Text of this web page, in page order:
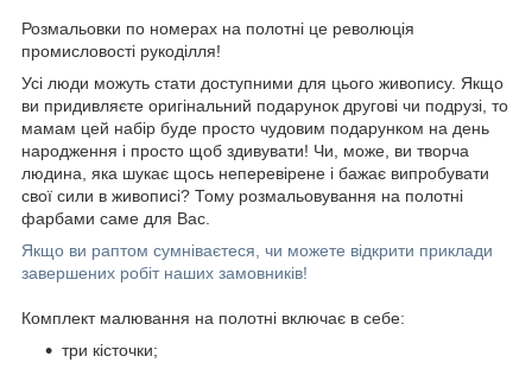
Розмальовки по номерах на полотні це революція
промисловості рукоділля!
Усі люди можуть стати доступними для цього живопису. Якщо
ви придивляєте оригінальний подарунок другові чи подрузі, то
мамам цей набір буде просто чудовим подарунком на день
народження і просто щоб здивувати! Чи, може, ви творча
людина, яка шукає щось неперевірене і бажає випробувати
свої сили в живописі? Тому розмальовування на полотні
фарбами саме для Вас.
Якщо ви раптом сумніваєтеся, чи можете відкрити приклади
завершених робіт наших замовників!
Комплект малювання на полотні включає в себе:
три кісточки;